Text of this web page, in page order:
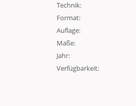
Technik:
Format:
Auflage:
Maße:
Jahr:
Verfügbarkeit: